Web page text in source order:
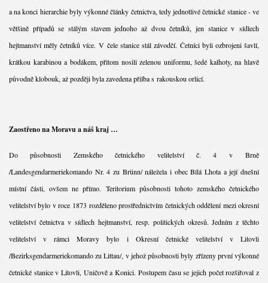
a na konci hierarchie byly výkonné články četnictva, tedy jednotlivé četnické stanice - ve
většině případů se stálým stavem jednoho až dvou četníků, jen stanice v sídlech
hejtmanství měly četníků více. V čele stanice stál závodčí. Četníci byli ozbrojeni šavlí,
krátkou karabinou a bodákem, přitom nosili zelenou uniformu, šedé kalhoty, na hlavě
původně klobouk, až později byla zavedena přilba s rakouskou orlicí.
Zaostřeno na Moravu a náš kraj …
Do působnosti Zemského četnického velitelství č. 4 v Brně
/Landesgendarmeriekomando Nr. 4 zu Brünn/ náležela i obec Bílá Lhota a její dnešní
místní části, ovšem ne přímo. Teritorium působnosti tohoto zemského četnického
velitelství bylo v roce 1873 rozděleno prostřednictvím četnických oddělení mezi okresní
velitelství četnictva v sídlech hejtmanství, resp. politických okresů. Jedním z těchto
velitelství v rámci Moravy bylo i Okresní četnické velitelství v Litovli
/Bezirksgendarmeriekomando zu Littau/, v jehož působnosti byly zřízeny první výkonné
četnické stanice v Litovli, Uničově a Konici. Postupem času se jejich počet rozšiřoval z